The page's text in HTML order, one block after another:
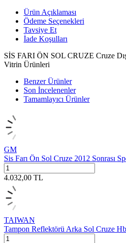
Ürün Açıklaması
Ödeme Seçenekleri
Tavsiye Et
İade Koşulları
SİS FARI ÖN SOL CRUZE Cruze
Vitrin Ürünleri
Benzer Ürünler
Son İncelenenler
Tamamlayıcı Ürünler
GM
Sis Farı Ön Sol Cruze 2012 Sonrası
4.032,00 TL
TAIWAN
Tampon Reflektörü Arka Sol Cruze Hb